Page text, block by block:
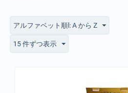
アルファベット順l: A から Z
15 件ずつ表示